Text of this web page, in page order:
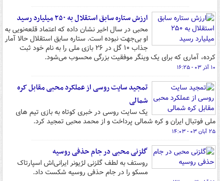
ارزش ستاره سابق استقلال به ۲۵۰ میلیارد رسید
محبی در سال اخیر نشان داده که اعتماد قلعه‌نویی به
او بی‌جهت نبوده است. ستاره سابق استقلال حالا آمار
جذاب ۱۰ گل در ۲۶ بازی ملی را به نام خود ثبت
کرده، آماری که برای یک وینگر موفقیت بزرگی محسوب می‌شود.
۱۰ آذر ۰۳ - ۱۶:۲۵
تمجید سایت روسی از عملکرد محبی مقابل کره
شمالی
یک سایت روسی در خبری کوتاه به بازی تیم های
ملی فوتبال ایران و کره شمالی پرداخت و از محمد محبی تمجید کرد.
۲۵ آبان ۰۳ - ۱۴:۰۳
گلزنی محبی در جام حذفی روسیه
روستف به لطف گلزنی لژیونر ایرانی‌اش اسپارتاک
مسکو را در جام حذفی روسیه شکست داد.